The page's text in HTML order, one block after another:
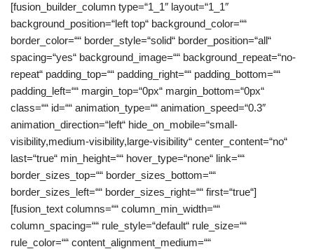
[fusion_builder_column type=“1_1″ layout=“1_1″
background_position=“left top“ background_color=““
border_color=““ border_style=“solid“ border_position=“all“
spacing=“yes“ background_image=““ background_repeat=“no-
repeat“ padding_top=““ padding_right=““ padding_bottom=““
padding_left=““ margin_top=“0px“ margin_bottom=“0px“
class=““ id=““ animation_type=““ animation_speed=“0.3″
animation_direction=“left“ hide_on_mobile=“small-
visibility,medium-visibility,large-visibility“ center_content=“no“
last=“true“ min_height=““ hover_type=“none“ link=““
border_sizes_top=““ border_sizes_bottom=““
border_sizes_left=““ border_sizes_right=““ first=“true“]
[fusion_text columns=““ column_min_width=““
column_spacing=““ rule_style=“default“ rule_size=““
rule_color=““ content_alignment_medium=““